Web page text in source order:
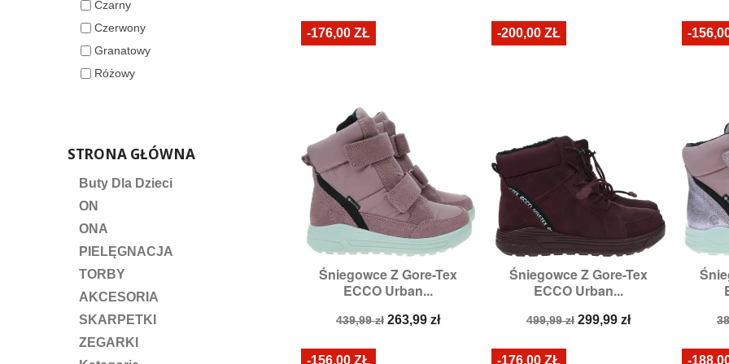
40
Czarny
Czerwony
Granatowy
Różowy
STRONA GŁÓWNA
Buty Dla Dzieci
ON
ONA
PIELĘGNACJA
TORBY
AKCESORIA
SKARPETKI
ZEGARKI
Śniegowce Z Gore-Tex
ECCO Urban...
Cena
439,99 zł Cena
263,99 zł
Szybki podgląd
Rozmiary:27,29,
-176,00 ZŁ
Śniegowce Z Gore-Tex
ECCO Urban...
Cena
499,99 zł Cena
299,99 zł
Szybki podgląd
Rozmiary:40
-200,00 ZŁ -
-156,00 ZŁ -176,00 ZŁ -